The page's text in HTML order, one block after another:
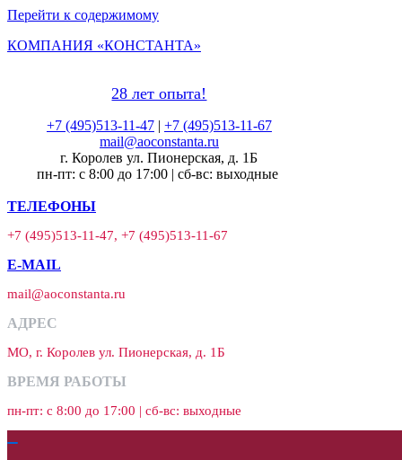
Перейти к содержимому
КОМПАНИЯ «КОНСТАНТА»
28 лет опыта!
+7 (495)513-11-47| +7 (495)513-11-67
mail@aoconstanta.ru
г. Королев ул. Пионерская, д. 1Б
пн-пт: с 8:00 до 17:00 | сб-вс: выходные
ТЕЛЕФОНЫ
+7 (495)513-11-47, +7 (495)513-11-67
E-MAIL
mail@aoconstanta.ru
АДРЕС
МО, г. Королев ул. Пионерская, д. 1Б
ВРЕМЯ РАБОТЫ
пн-пт: с 8:00 до 17:00 | сб-вс: выходные